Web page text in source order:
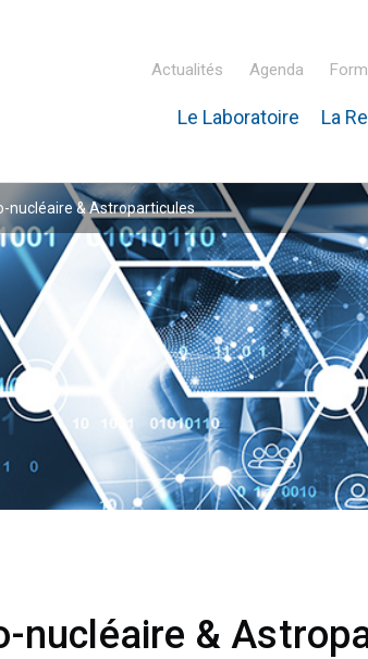
Hubert Curien –
Actualités Agenda
Le Laboratoire La
nucléaire & Astroparticules
nucléaire &